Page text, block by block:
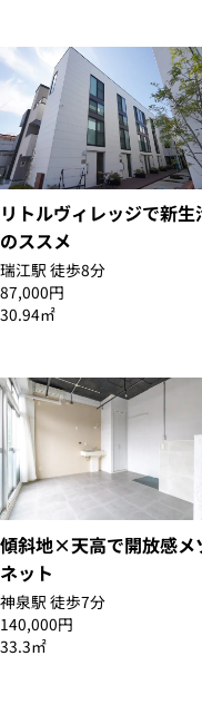
リトルヴィレッジで新生
のススメ
瑞江駅 徒歩8分
87,000円
30.94㎡
傾斜地×天高で開放感メ
ネット
神泉駅 徒歩7分
140,000円
33.3㎡